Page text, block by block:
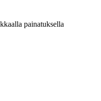
painatuksella